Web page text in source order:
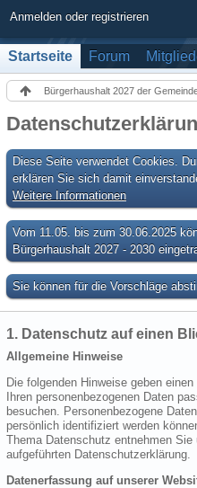
Anmelden oder registrieren
Startseite Forum
Bürgerhaushalt 2027 der
Diese Seite verwendet Cookies.
erklären Sie sich damit
Weitere Informationen
Vom 11.05. bis zum 30.06.2025
Bürgerhaushalt 2027 - 2030
Sie können für die Vorschläge
1. Datenschutz auf einen
Allgemeine Hinweise
Die folgenden Hinweise geben
Ihren personenbezogenen Daten
besuchen. Personenbezogene
persönlich identifiziert werden
Thema Datenschutz entnehmen
aufgeführten Datenschutzerklärung.
Datenerfassung auf unserer